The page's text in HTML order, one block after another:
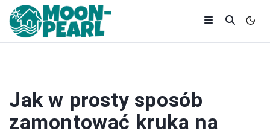
Jak w prosty sposób
zamontować kruka na